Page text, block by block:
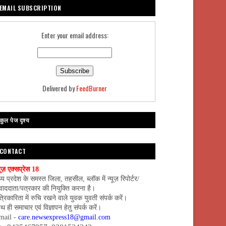
EMAIL SUBSCRIPTION
Enter your email address:
Delivered byFeedBurner
पेज दृश्य
CONTACT
एक्सप्रेस 18
प्रदेश के समस्त जिला, तहसील, ब्लॉक में न्यूज़ रिपोर्टर/
पत्रकार की नियुक्ति करना है।
में रुचि रखने वाले युवक युवती संपर्क करें।
ही समाचार एवं विज्ञापन हेतु संपर्क करें।
- care.newsexpress18@gmail.com